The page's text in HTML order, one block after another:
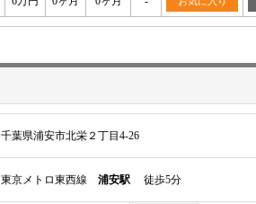
千葉県浦安市北栄２丁目4-26
東京メトロ東西線 浦安駅 徒歩5分